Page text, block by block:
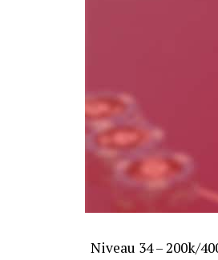
Niveau 34 – 200k/